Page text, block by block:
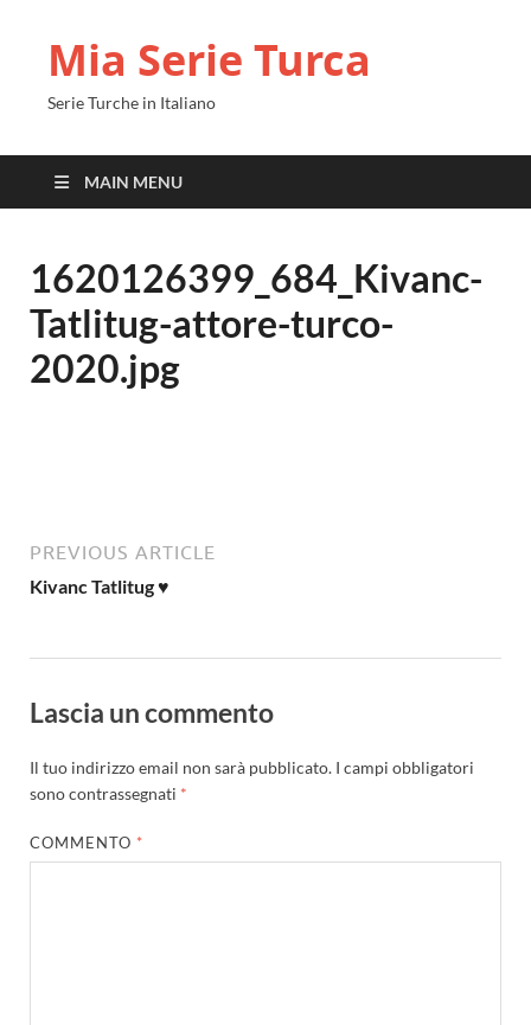
Mia Serie Turca
Serie Turche in Italiano
MAIN MENU
1620126399_684_Kivanc-
Tatlitug-attore-turco-
2020.jpg
PREVIOUS ARTICLE
Kivanc Tatlitug ♥
Lascia un commento
Il tuo indirizzo email non sarà pubblicato. I campi obbligatori
sono contrassegnati *
COMMENTO *